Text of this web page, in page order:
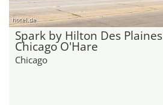
hotel.de
Spark by Hilton Des Plaines
Chicago O'Hare
Chicago